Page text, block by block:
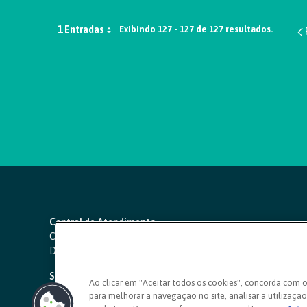
1 Entradas Exibindo 127 - 127 de 127 resultados.
Central de Atendimento
Capitais e regiões metropolitanas:
Demais localidades:
SAC 24 horas
Ouvidoria
Ao clicar em "Aceitar todos os cookies", concorda com
para melhorar a navegação no site, analisar a